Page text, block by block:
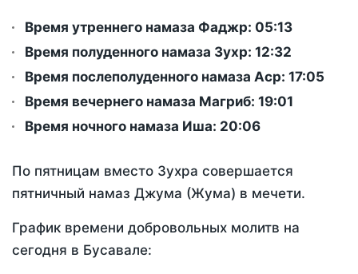
Время утреннего намаза Фаджр: 05:13
Время полуденного намаза Зухр: 12:32
Время послеполуденного намаза Аср: 17:05
Время вечернего намаза Магриб: 19:01
Время ночного намаза Иша: 20:06
По пятницам вместо Зухра совершается
пятничный намаз Джума (Жума) в мечети.
График времени добровольных молитв на
сегодня в Бусавале: